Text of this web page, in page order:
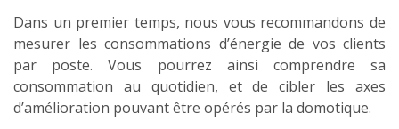
Dans un premier temps, nous vous recommandons de
mesurer les consommations d’énergie de vos clients
par poste. Vous pourrez ainsi comprendre sa
consommation au quotidien, et de cibler les axes
d’amélioration pouvant être opérés par la domotique.